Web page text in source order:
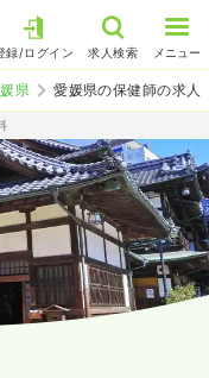
録/ログイン 求人検索 メニュー
県 愛媛県の保健師の求人